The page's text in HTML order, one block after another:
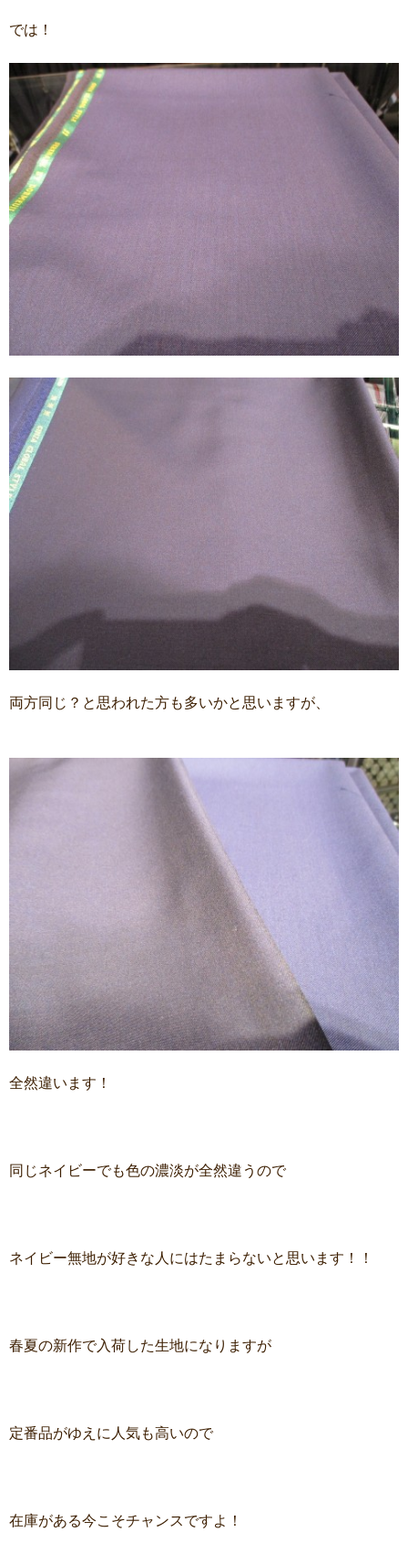
では！
両方同じ？と思われた方も多いかと思いますが、
全然違います！
同じネイビーでも色の濃淡が全然違うので
ネイビー無地が好きな人にはたまらないと思います！！
春夏の新作で入荷した生地になりますが
定番品がゆえに人気も高いので
在庫がある今こそチャンスですよ！